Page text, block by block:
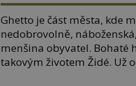
Ghetto je část města, kde
nedobrovolně,
menšina obyvatel. Bohaté
takovým životem Židé. Už